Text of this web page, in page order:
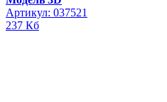
Артикул: 037521
237 Кб